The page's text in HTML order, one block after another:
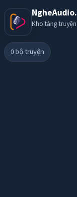
Kho tàng
0bộ truyện